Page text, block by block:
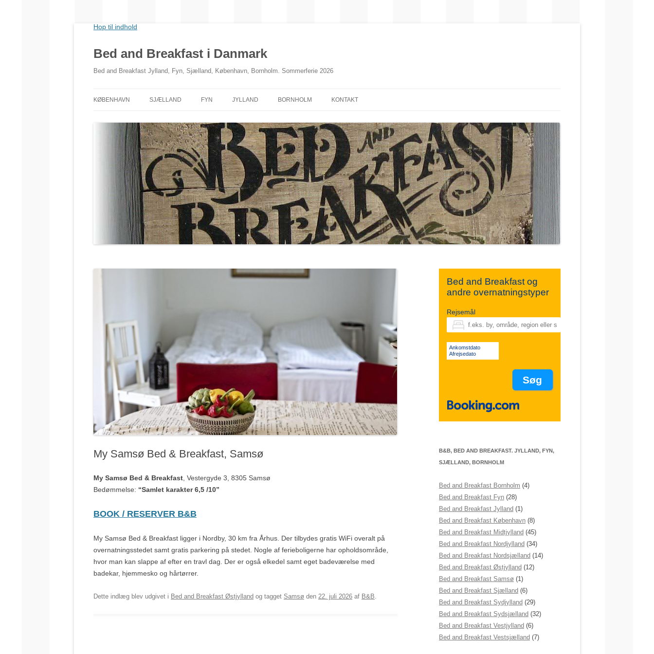
Hop til indhold
Bed and Breakfast i Danmark
Bed and Breakfast Jylland, Fyn, Sjælland, København, Bornholm. Sommerferie 2026
KØBENHAVN SJÆLLAND
VESTSJÆLLAND
SYDSJÆLLAND
FYN JYLLAND
MIDTJYLLAND
ØSTJYLLAND
SØNDERJYLLAND
BORNHOLM KONTAKT
My Samsø Bed & Breakfast, Samsø
My Samsø Bed & Breakfast , Vestergyde 3, 8305 Samsø
Bedømmelse: “Samlet karakter 6,5 /10”
BOOK / RESERVER B&B
My Samsø Bed & Breakfast ligger i Nordby, 30 km fra Århus. Der tilbydes gratis WiFi overalt på
overnatningsstedet samt gratis parkering på stedet. Nogle af ferieboligerne har opholdsområde,
hvor man kan slappe af efter en travl dag. Der er også elkedel samt eget badeværelse med
badekar, hjemmesko og hårtørrer.
Dette indlæg blev udgivet i Bed and Breakfast Østjylland og tagget Samsø den 22. juli 2026 af B&B.
Bed and Breakfast og
andre overnatningstyper
Rejsemål
Ankomstdato
Afrejsedato
B&B, BED AND BREAKFAST. JYLLAND, FYN,
SJÆLLAND, BORNHOLM
Bed and Breakfast Bornholm (4)
Bed and Breakfast Fyn (28)
Bed and Breakfast Jylland (1)
Bed and Breakfast København (8)
Bed and Breakfast Midtjylland (45)
Bed and Breakfast Nordjylland (34)
Bed and Breakfast Nordsjælland (14)
Bed and Breakfast Østjylland (12)
Bed and Breakfast Samsø (1)
Bed and Breakfast Sjælland (6)
Bed and Breakfast Sydjylland (29)
Bed and Breakfast Sydsjælland (32)
Bed and Breakfast Vestjylland (6)
Bed and Breakfast Vestsjælland (7)